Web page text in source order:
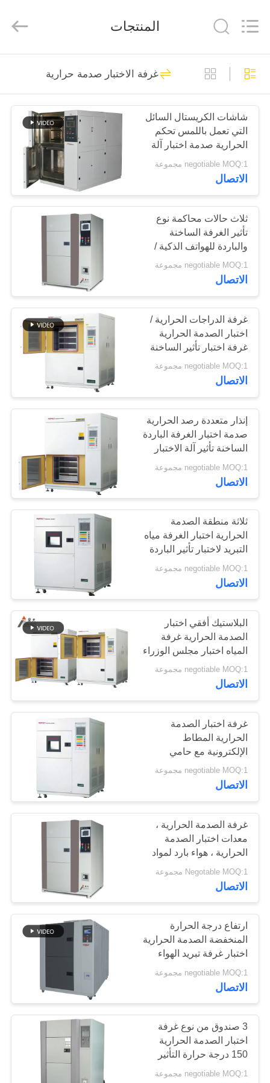
بيت
منتجات
أشرطة
فيديو
عرض
الواقع
الافتراضي
معلومات
عنا
جولة
المعمل
رقابة
جودة
اطلب
اقتباس
خريطة
الموقع
PRIVACY
POLICY
Co.,
Reserved.
آلة اختبار التوتر
عالميّ يختبر آلة
53
جهاز اختبار الشد
90
مادّيّ يختبر آلة
21
ضغط يختبر آلة
36
آلة اختبار التصاق
69
قشر اختبار قوة
43
بيئيّ إختبار غرفة
39
المنتجات
غرفة الاختبار صدمة حرارية
شاشات الكريستال السائل
التي تعمل باللمس تحكم
الحرارية صدمة اختبار آلة
اثنين حالة سلة نوع مجلس
الوزراء
negotiable MOQ:1 مجموعة
الاتصال
ثلاث حالات محاكمة نوع
تأثير الغرفة الساخنة
والباردة للهواتف الذكية /
مكونات Electroc
negotiable MOQ:1 مجموعة
الاتصال
غرفة الدراجات الحرارية /
اختبار الصدمة الحرارية
غرفة اختبار تأثير الساخنة
والباردة
negotiable MOQ:1 مجموعة
الاتصال
إنذار متعددة رصد الحرارية
صدمة اختبار الغرفة الباردة
الساخنة تأثير آلة الاختبار
negotiable MOQ:1 مجموعة
الاتصال
ثلاثة منطقة الصدمة
الحرارية اختبار الغرفة مياه
التبريد لاختبار تأثير الباردة
الساخنة
negotiable MOQ:1 مجموعة
الاتصال
البلاستيك أفقي اختبار
الصدمة الحرارية غرفة
المياه اختبار مجلس الوزراء
negotiable MOQ:1 مجموعة
الاتصال
غرفة اختبار الصدمة
الحرارية المطاط
الإلكترونية مع حامي
المحموم
negotiable MOQ:1 مجموعة
الاتصال
غرفة الصدمة الحرارية ،
معدات اختبار الصدمة
الحرارية ، هواء بارد لمواد
البوليمر العالية
Negotable MOQ:1 مجموعة
الاتصال
ارتفاع درجة الحرارة
المنخفضة الصدمة الحرارية
اختبار غرفة تبريد الهواء
غرفتين
negotiable MOQ:1 مجموعة
الاتصال
3 صندوق من نوع غرفة
اختبار الصدمة الحرارية
150 درجة حرارة التأثير
negotiable MOQ:1 مجموعة